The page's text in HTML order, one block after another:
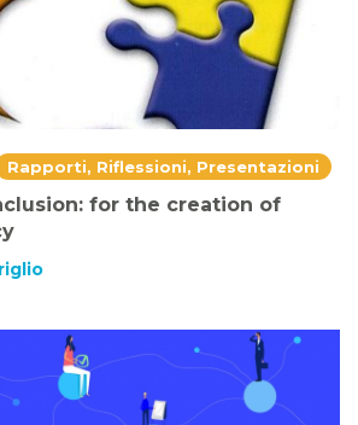
Rapporti, Riflessioni, Presentazioni
for the creation of